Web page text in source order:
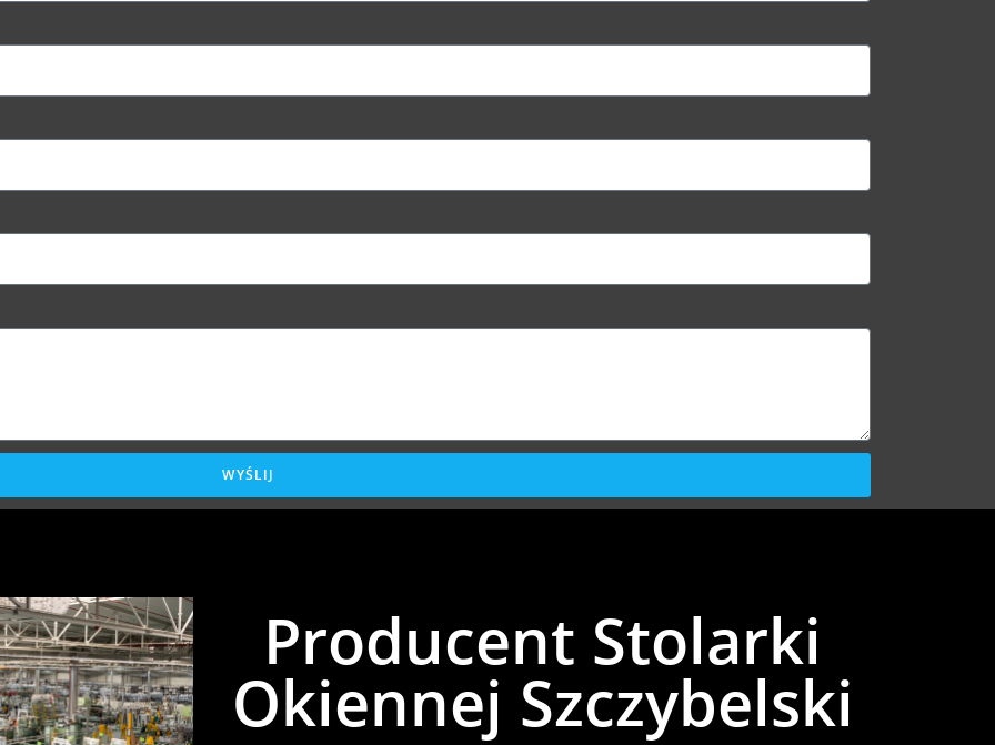
WYŚLIJ
Producent Stolarki
Okiennej Szczybelski